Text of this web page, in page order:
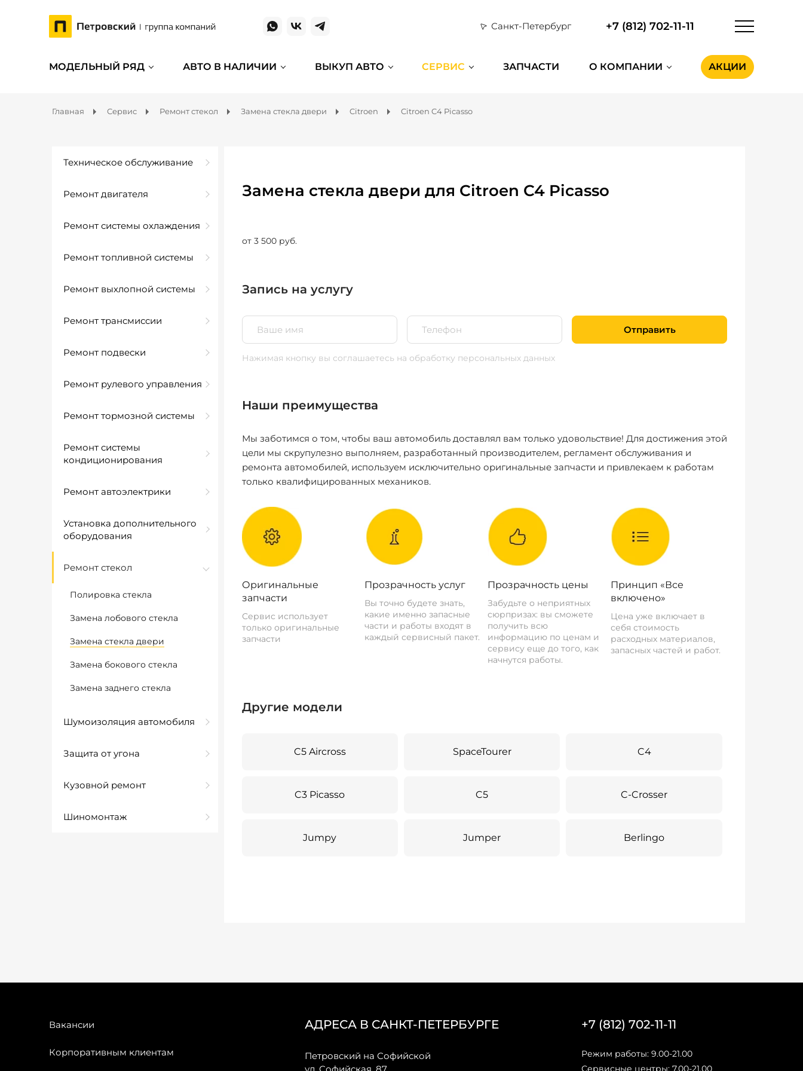
Санкт-Петербург +7 (812) 702-11-11
МОДЕЛЬНЫЙ РЯД АВТО В НАЛИЧИИ ВЫКУП АВТО СЕРВИС ЗАПЧАСТИ О КОМПАНИИ АКЦИИ
Главная Сервис Ремонт стекол Замена стекла двери Citroen Citroen C4 Picasso
Техническое обслуживание
Ремонт двигателя
Ремонт системы охлаждения
Ремонт топливной системы
Ремонт выхлопной системы
Ремонт трансмиссии
Ремонт подвески
Ремонт рулевого управления
Ремонт тормозной системы
Ремонт системы
кондиционирования
Ремонт автоэлектрики
Установка дополнительного
оборудования
Ремонт стекол
Полировка стекла
Замена лобового стекла
Замена стекла двери
Замена бокового стекла
Замена заднего стекла
Шумоизоляция автомобиля
Защита от угона
Кузовной ремонт
Шиномонтаж
Замена стекла двери для Citroen C4 Picasso
от 3 500 руб.
Запись на услугу
Отправить
Нажимая кнопку вы соглашаетесь на обработку персональных данных
Наши преимущества
Мы заботимся о том, чтобы ваш автомобиль доставлял вам только удовольствие! Для достижения этой
цели мы скрупулезно выполняем, разработанный производителем, регламент обслуживания и
ремонта автомобилей, используем исключительно оригинальные запчасти и привлекаем к работам
только квалифицированных механиков.
Оригинальные
запчасти
Сервис использует
только оригинальные
запчасти
Прозрачность услуг
Вы точно будете знать,
какие именно запасные
части и работы входят в
каждый сервисный пакет.
Прозрачность цены
Забудьте о неприятных
сюрпризах: вы сможете
получить всю
информацию по ценам и
сервису еще до того, как
начнутся работы.
Принцип «Все
включено»
Цена уже включает в
себя стоимость
расходных материалов,
запасных частей и работ.
Другие модели
C5 Aircross SpaceTourer C4
C3 Picasso C5 C-Crosser
Jumpy Jumper Berlingo
Вакансии
Корпоративным клиентам
АДРЕСА В САНКТ-ПЕТЕРБУРГЕ
Петровский на Софийской
+7 (812) 702-11-11
Режим работы: 9.00-21.00
Сервисные центры: 7.00-21.00